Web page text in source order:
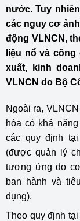
nước. Tuy
các nguy cơ
động VLNCN,
liệu nổ và
xuất, kinh
VLNCN do Bộ
Ngoài ra,
hóa có khả
các quy định
(được quản lý
tương ứng do
ban hành và
dụng).
Theo quy định